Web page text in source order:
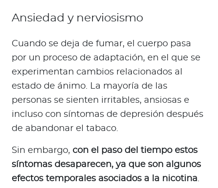
Ansiedad y nerviosismo
Cuando se deja de fumar, el cuerpo pasa
por un proceso de adaptación, en el que se
experimentan cambios relacionados al
estado de ánimo. La mayoría de las
personas se sienten irritables, ansiosas e
incluso con síntomas de depresión después
de abandonar el tabaco.
Sin embargo, con el paso del tiempo estos
síntomas desaparecen, ya que son algunos
efectos temporales asociados a la nicotina.